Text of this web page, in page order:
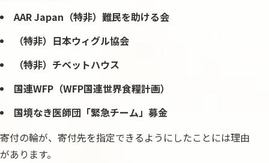
AAR Japan（特非）難民を助ける会
（特非）日本ウィグル協会
（特非）チベットハウス
国連WFP（WFP国連世界食糧計画）
国境なき医師団「緊急チーム」募金
寄付の輪が、寄付先を指定できるようにしたことには理由
があります。